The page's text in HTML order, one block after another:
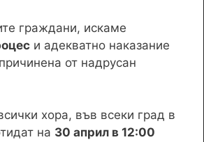
граждани, искаме
и адекватно наказание
от надрусан
хора, във всеки град в
на 30 април в 12:00